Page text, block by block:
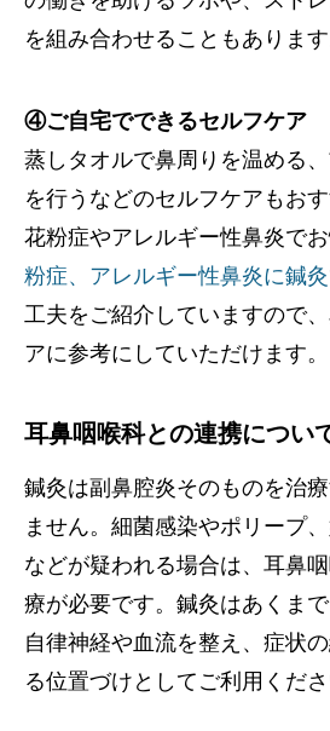
を組み合わせることもあります
④ご自宅でできるセルフケア
蒸しタオルで鼻周りを温める
を行うなどのセルフケアもおす
花粉症やアレルギー性鼻炎で
粉症、アレルギー性鼻炎に鍼灸
工夫をご紹介していますので
アに参考にしていただけます。
耳鼻咽喉科との連携につい
鍼灸は副鼻腔炎そのものを治
ません。細菌感染やポリープ
などが疑われる場合は、耳鼻
療が必要です。鍼灸はあくま
自律神経や血流を整え、症状
る位置づけとしてご利用くださ